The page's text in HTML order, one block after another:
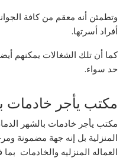
وتطمئن أنه معقم من كافة
أفراد أسرتها.
كما أن تلك الشغالات يمكنهم
حد سواء.
مكتب يأجر خادمات
مكتب يأجر خادمات بالشهر
المنزلية بل إنه جهة مضمونة
العماله المنزليه والخادمات